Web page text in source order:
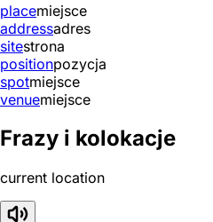
placemiejsce
addressadres
sitestrona
positionpozycja
spotmiejsce
venuemiejsce
Frazy i kolokacje
current location